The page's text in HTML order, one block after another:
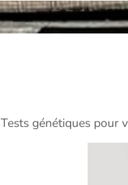
Tests génétiques pour